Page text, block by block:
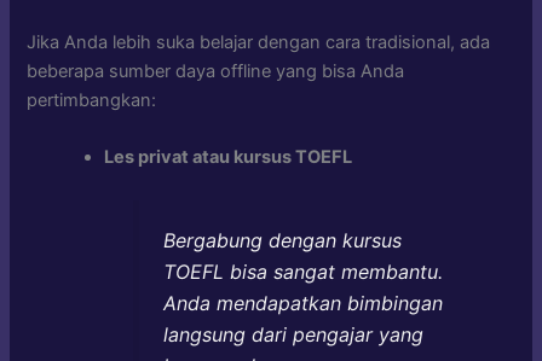
Jika Anda lebih suka belajar dengan cara tradisional, ada
beberapa sumber daya offline yang bisa Anda
pertimbangkan:
Les privat atau kursus TOEFL
Bergabung dengan kursus
TOEFL bisa sangat membantu.
Anda mendapatkan bimbingan
langsung dari pengajar yang